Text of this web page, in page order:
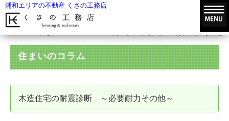
浦和エリアの不動産 くさの工務店
木造住宅の耐震診断 ～必要耐力その他～
住まいのコラム
木造住宅の耐震診断 ～必要耐力その他～